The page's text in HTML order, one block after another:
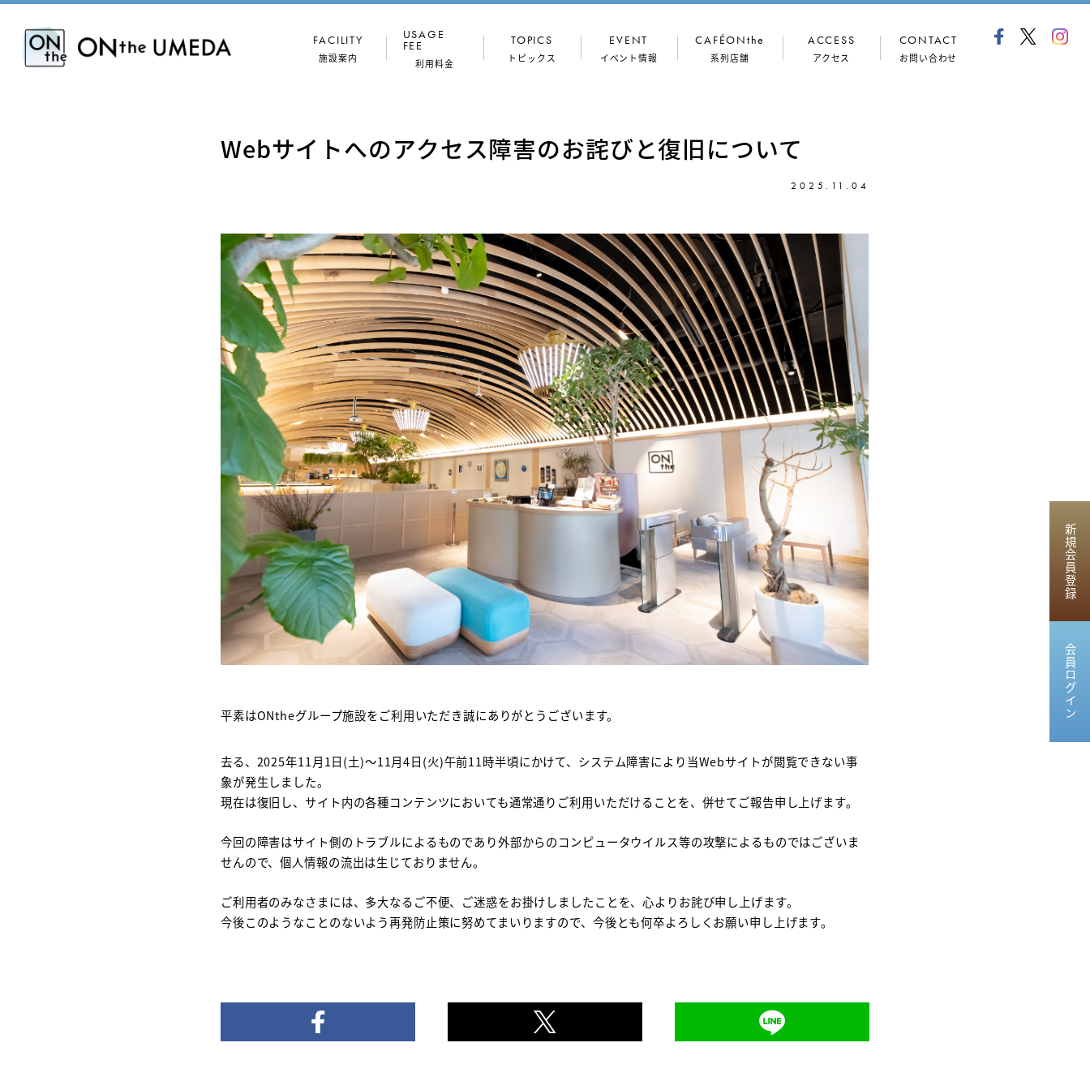
FACILITY
施設案内
館内写真
会議室
TALK
BOX（半個室・
個室）
セミナールーム
ONthe
BOX（ギャラリー）
Introduction of
ONthe UMEDA
USAGE
FEE
利用料金
住所利用
会議室
ONthe
BOX（ギャラリー）
提携施設
TOPICS
トピックス
専門家
EVENT
イベント情報
CAFÉONthe
系列店舗
ACCESS
アクセス
CONTACT
お問い合わせ
新規会員登録
会員ログイン
Webサイトへのアクセス障害のお詫びと復旧について
2025.11.04
平素はONtheグループ施設をご利用いただき誠にありがとうございます。
去る、2025年11月1日(土)～11月4日(火)午前11時半頃にかけて、システム障害により当Webサイトが閲覧できない事
象が発生しました。
現在は復旧し、サイト内の各種コンテンツにおいても通常通りご利用いただけることを、併せてご報告申し上げます。
今回の障害はサイト側のトラブルによるものであり外部からのコンピュータウイルス等の攻撃によるものではございま
せんので、個人情報の流出は生じておりません。
ご利用者のみなさまには、多大なるご不便、ご迷惑をお掛けしましたことを、心よりお詫び申し上げます。
今後このようなことのないよう再発防止策に努めてまいりますので、今後とも何卒よろしくお願い申し上げます。